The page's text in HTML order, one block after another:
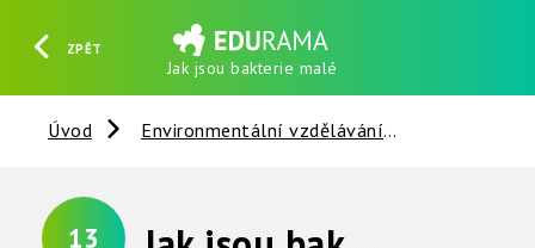
ZPĚT
Jak jsou bakterie malé
HLEDAT REGISTROVAT PŘIHLÁSIT SE
Úvod Environmentální vzdělávání
13